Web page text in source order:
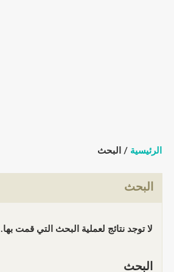
الرئيسية / البحث
البحث
لا توجد نتائج لعملية البحث التي قمت بها.
البحث